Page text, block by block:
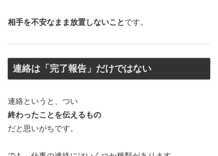
相手を不安なまま放置しないことです。
連絡は「完了報告」だけではない
連絡というと、つい
終わったことを伝えるもの
だと思いがちです。